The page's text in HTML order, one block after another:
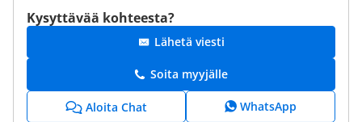
Kysyttävää kohteesta?
Lähetä viesti
Soita myyjälle
Aloita Chat WhatsApp